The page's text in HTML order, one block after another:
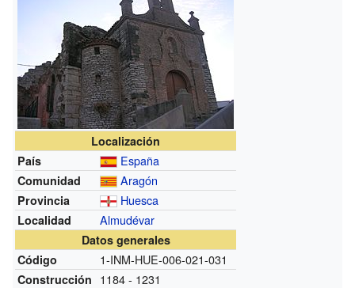
Localización
País
España
Comunidad Aragón
Provincia Huesca
Localidad Almudévar
Datos generales
Código
1-INM-HUE-006-021-031
Construcción 1184 - 1231